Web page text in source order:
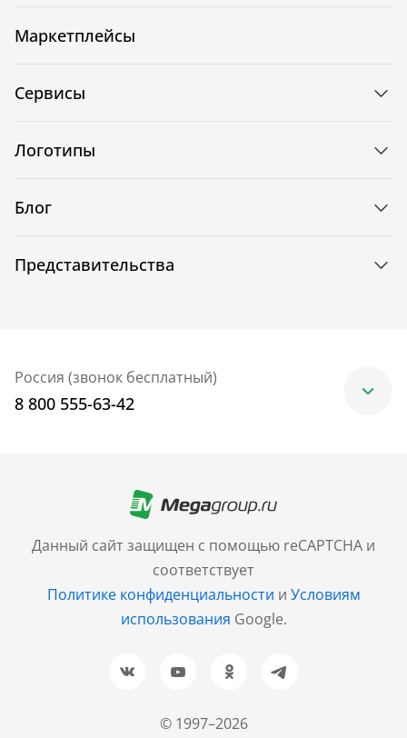
© 1997–2026
Данный сайт защищен с помощью reCAPTCHA и
соответствует
Политике конфиденциальности и Условиям
использования Google.
Маркетплейсы
Сервисы
Логотипы
Блог
Представительства
Россия (звонок бесплатный)
8 800 555-63-42
+7 (499) 705-30-10
Санкт-Петербург
+7 (812) 600-77-33
Барнаул
+7 (961) 999-93-93
Новосибирск